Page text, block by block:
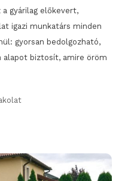
gyárilag előkevert,
igazi munkatárs minden
gyorsan bedolgozható,
biztosít, amire öröm